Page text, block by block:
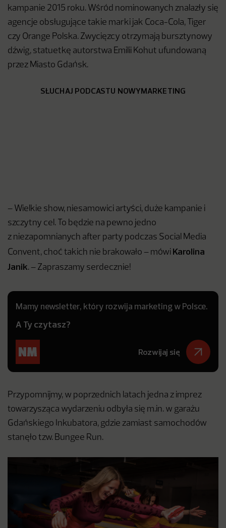
kampanie 2015 roku. Wśród nominowanych znalazły się
agencje obsługujące takie marki jak Coca-Cola, Tiger
czy Orange Polska. Zwycięzcy otrzymają bursztynowy
dźwig, statuetkę autorstwa Emilii Kohut ufundowaną
przez Miasto Gdańsk.
SŁUCHAJ PODCASTU NOWYMARKETING
– Wielkie show, niesamowici artyści, duże kampanie i
szczytny cel. To będzie na pewno jedno
z niezapomnianych after party podczas Social Media
Convent, choć takich nie brakowało – mówi Karolina
Janik. – Zapraszamy serdecznie!
Mamy newsletter, który rozwija marketing w Polsce.
A Ty czytasz?
Rozwijaj się
Przypomnijmy, w poprzednich latach jedna z imprez
towarzysząca wydarzeniu odbyła się m.in. w garażu
Gdańskiego Inkubatora, gdzie zamiast samochodów
stanęło tzw. Bungee Run.